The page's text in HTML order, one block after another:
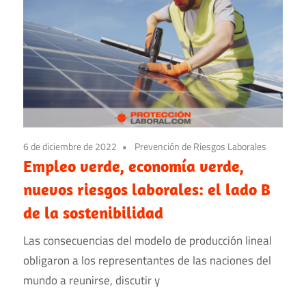
6 de diciembre de 2022 Prevención de Riesgos Laborales
Empleo verde, economía verde,
nuevos riesgos laborales: el lado B
de la sostenibilidad
Las consecuencias del modelo de producción lineal
obligaron a los representantes de las naciones del
mundo a reunirse, discutir y